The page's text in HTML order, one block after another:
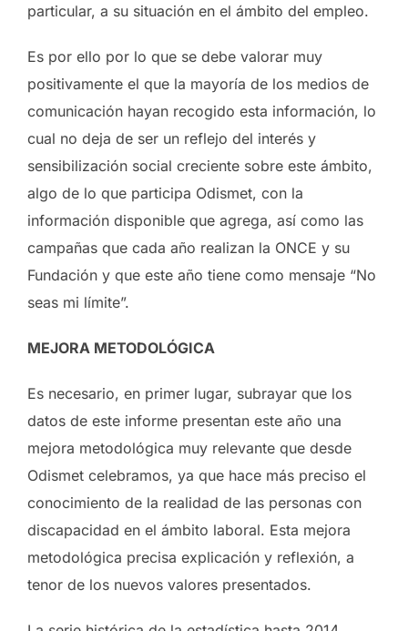
particular, a su situación en el ámbito del empleo.
Es por ello por lo que se debe valorar muy
positivamente el que la mayoría de los medios de
comunicación hayan recogido esta información, lo
cual no deja de ser un reflejo del interés y
sensibilización social creciente sobre este ámbito,
algo de lo que participa Odismet, con la
información disponible que agrega, así como las
campañas que cada año realizan la ONCE y su
Fundación y que este año tiene como mensaje “No
seas mi límite”.
MEJORA METODOLÓGICA
Es necesario, en primer lugar, subrayar que los
datos de este informe presentan este año una
mejora metodológica muy relevante que desde
Odismet celebramos, ya que hace más preciso el
conocimiento de la realidad de las personas con
discapacidad en el ámbito laboral. Esta mejora
metodológica precisa explicación y reflexión, a
tenor de los nuevos valores presentados.